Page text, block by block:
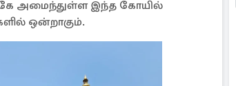
அமைந்துள்ள இந்த கோயில்
ஒன்றாகும்.